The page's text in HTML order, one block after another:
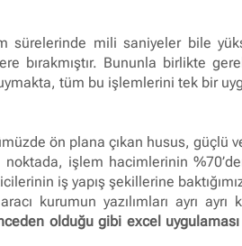
sürelerinde mili saniyeler bile
bırakmıştır. Bununla birlikte
tüm bu işlemlerini tek bir
ön plana çıkan husus, güçlü
işlem hacimlerinin
iş yapış şekillerine
kurumun yazılımları ayrı ayrı
olduğu gibi excel